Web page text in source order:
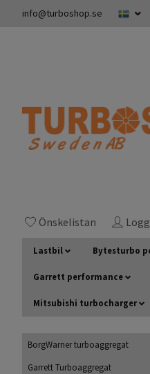
info@turboshop.se
Önskelistan
Lastbil Bytesturbo
Garrett performance
Mitsubishi turbocharger
BorgWarner turboaggregat
Garrett Turboaggregat